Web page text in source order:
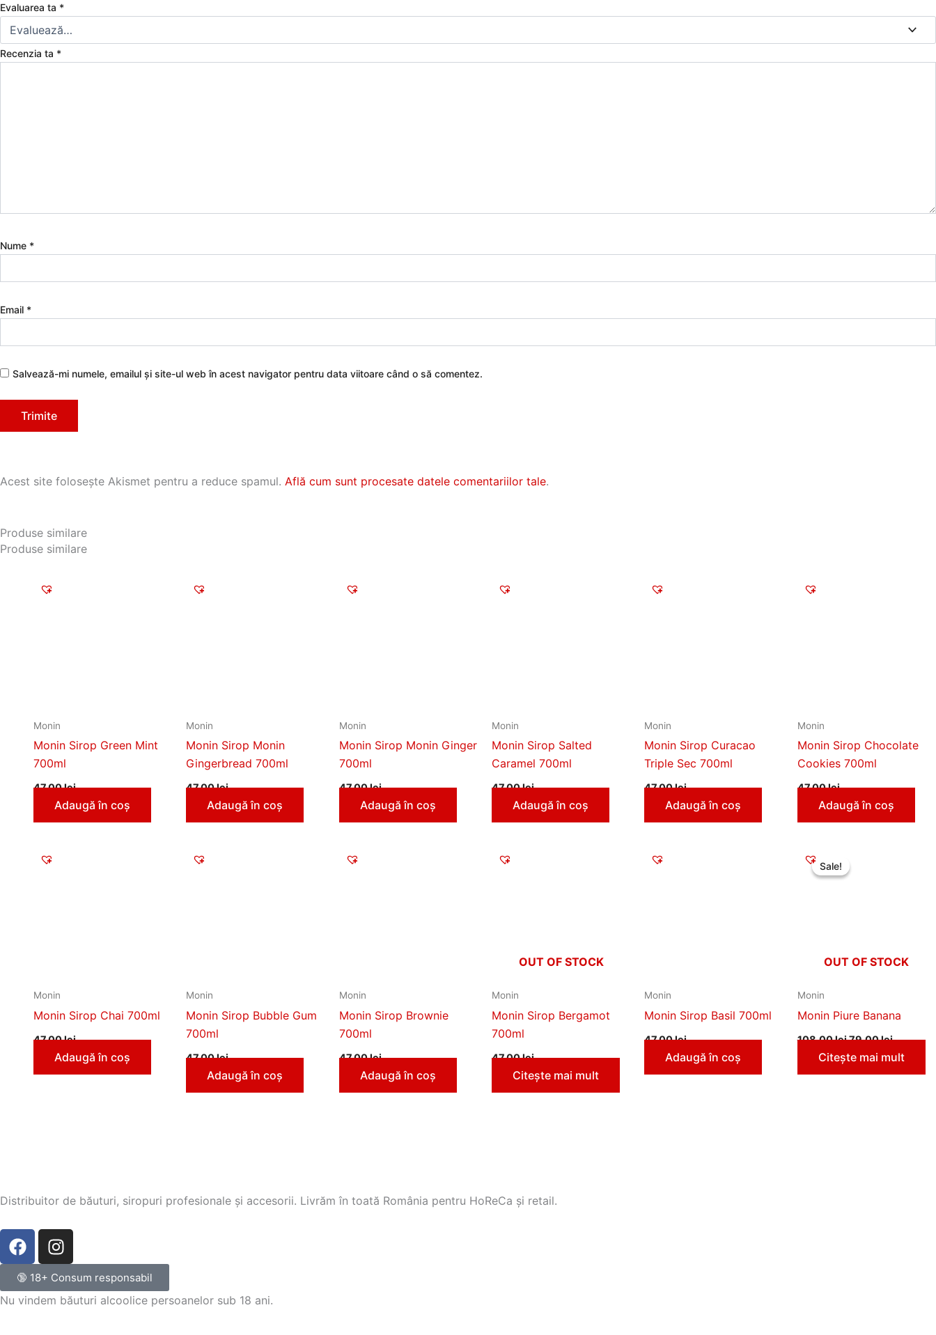
Evaluarea ta *
Recenzia ta *
Nume *
Email *
Salvează-mi numele, emailul și site-ul web în acest navigator pentru data viitoare când o să comentez.
Acest site folosește Akismet pentru a reduce spamul. Află cum sunt procesate datele comentariilor tale.
Produse similare
Produse similare
Monin
Monin Sirop Green Mint
700ml
47,00lei
Adaugă în coș
Monin
Monin Sirop Monin
Gingerbread 700ml
47,00lei
Adaugă în coș
Monin
Monin Sirop Monin Ginger
700ml
47,00lei
Adaugă în coș
Monin
Monin Sirop Salted
Caramel 700ml
47,00lei
Adaugă în coș
Monin
Monin Sirop Curacao
Triple Sec 700ml
47,00lei
Adaugă în coș
Monin
Monin Sirop Chocolate
Cookies 700ml
47,00lei
Adaugă în coș
Monin
Monin Sirop Chai 700ml
47,00lei
Adaugă în coș
Monin
Monin Sirop Bubble Gum
700ml
47,00lei
Adaugă în coș
Monin
Monin Sirop Brownie
700ml
47,00lei
Adaugă în coș
OUT OF STOCK
Monin
Monin Sirop Bergamot
700ml
47,00lei
Citește mai mult
Monin
Monin Sirop Basil 700ml
47,00lei
Adaugă în coș
Sale!
OUT OF STOCK
Sale!
Monin
Monin Piure Banana
108,00lei
a
79,00lei
Citește mai mult
Distribuitor de băuturi, siropuri profesionale și accesorii. Livrăm în toată România pentru HoReCa și retail.
F
a
c
e
b
I
n
s
t
a
🔞 18+ Consum responsabil
Nu vindem băuturi alcoolice persoanelor sub 18 ani.